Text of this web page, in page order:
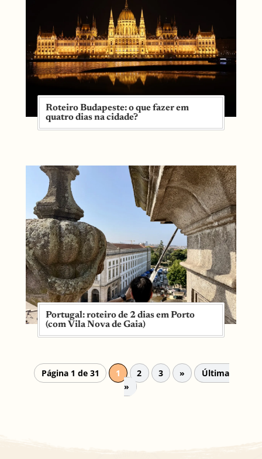
Roteiro Budapeste: o que fazer em
quatro dias na cidade?
Portugal: roteiro de 2 dias em Porto
(com Vila Nova de Gaia)
Página 1 de 31 1 2 3 »
Última
»